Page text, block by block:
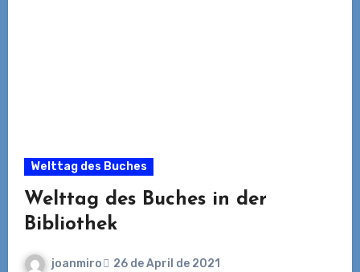
Welttag des Buches
Welttag des Buches in der
Bibliothek
joanmiro
26 de April de 2021